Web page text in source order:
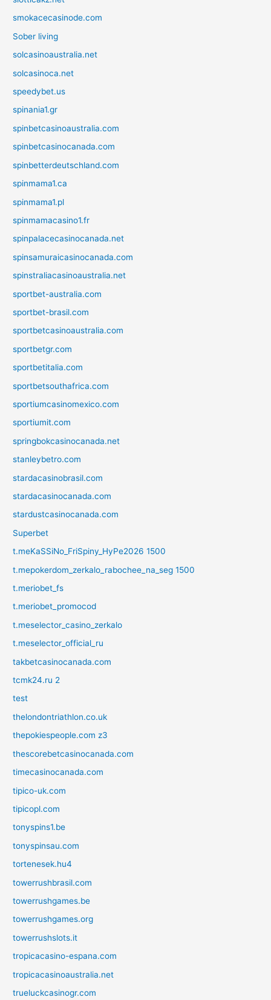
smokacecasinode.com
Sober living
solcasinoaustralia.net
solcasinoca.net
speedybet.us
spinania1.gr
spinbetcasinoaustralia.com
spinbetcasinocanada.com
spinbetterdeutschland.com
spinmama1.ca
spinmama1.pl
spinmamacasino1.fr
spinpalacecasinocanada.net
spinsamuraicasinocanada.com
spinstraliacasinoaustralia.net
sportbet-australia.com
sportbet-brasil.com
sportbetcasinoaustralia.com
sportbetgr.com
sportbetitalia.com
sportbetsouthafrica.com
sportiumcasinomexico.com
sportiumit.com
springbokcasinocanada.net
stanleybetro.com
stardacasinobrasil.com
stardacasinocanada.com
stardustcasinocanada.com
Superbet
t.meKaSSiNo_FriSpiny_HyPe2026 1500
t.mepokerdom_zerkalo_rabochee_na_seg 1500
t.meriobet_fs
t.meriobet_promocod
t.meselector_casino_zerkalo
t.meselector_official_ru
takbetcasinocanada.com
tcmk24.ru 2
test
thelondontriathlon.co.uk
thepokiespeople.com z3
thescorebetcasinocanada.com
timecasinocanada.com
tipico-uk.com
tipicopl.com
tonyspins1.be
tonyspinsau.com
tortenesek.hu4
towerrushbrasil.com
towerrushgames.be
towerrushgames.org
towerrushslots.it
tropicacasino-espana.com
tropicacasinoaustralia.net
trueluckcasinogr.com